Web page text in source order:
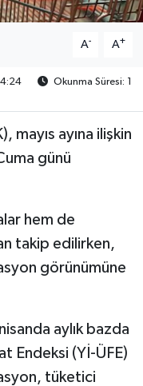
A- A+
Okunma Süresi: 1
mayıs ayına ilişkin
günü
hem de
takip edilirken,
görünümüne
aylık bazda
Endeksi (Yİ-ÜFE)
tüketici